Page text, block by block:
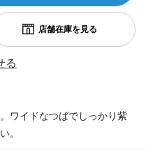
る
ワイドなつばでしっかり紫
。